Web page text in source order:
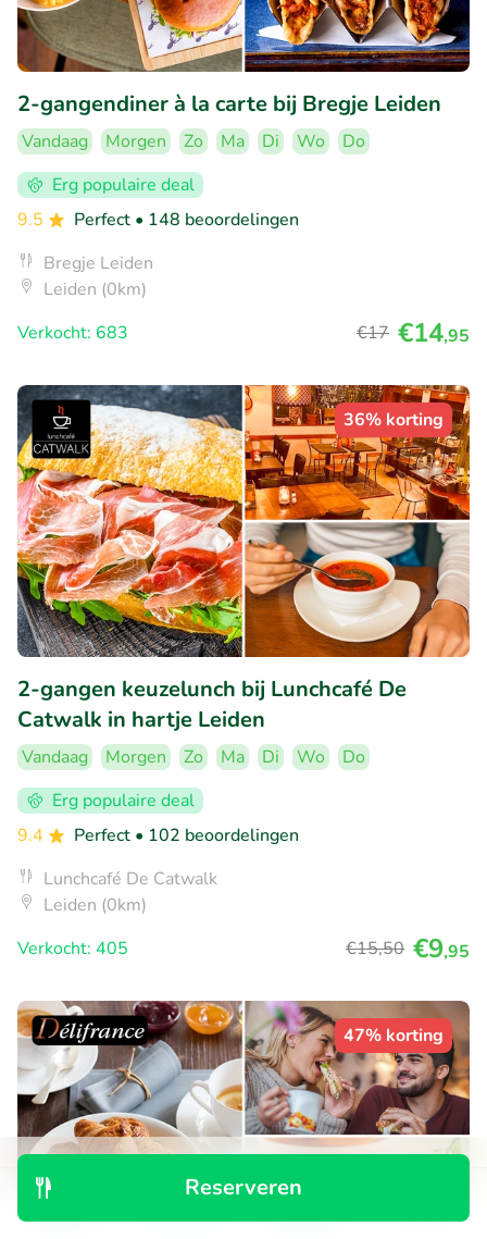
Reserveren
2-gangendiner à la carte bij Bregje Leiden
Vandaag Morgen Zo Ma Di Wo
Do
Erg populaire deal
9.5
Perfect • 148 beoordelingen
Bregje Leiden
Leiden (0km)
Verkocht: 683
€17 €14,95
36% korting
2-gangen keuzelunch bij Lunchcafé De
Catwalk in hartje Leiden
Vandaag Morgen Zo Ma Di Wo
Do
Erg populaire deal
9.4
Perfect • 102 beoordelingen
Lunchcafé De Catwalk
Leiden (0km)
Verkocht: 405
€15,50 €9,95
47% korting